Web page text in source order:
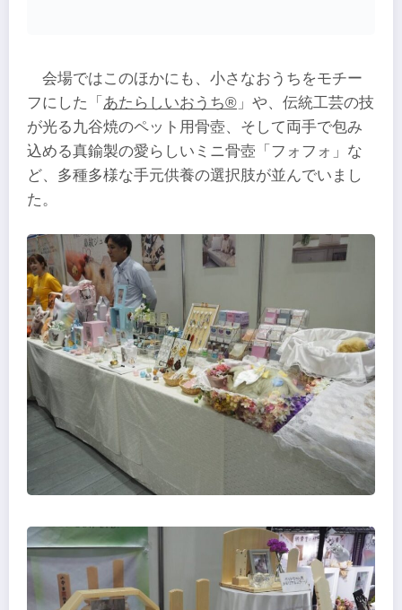
会場ではこのほかにも、小さなおうちをモチー
フにした「 あたらしいおうち® 」や、伝統工芸の技
が光る九谷焼のペット用骨壺、そして両手で包み
込める真鍮製の愛らしいミニ骨壺「フォフォ」な
ど、多種多様な手元供養の選択肢が並んでいまし
た。